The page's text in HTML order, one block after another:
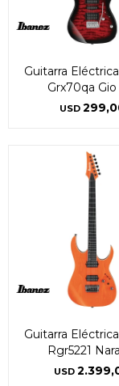
Guitarra
Grx70qa Gio
USD
Guitarra
Rgr5221
USD